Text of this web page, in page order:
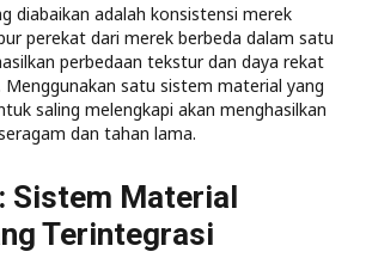
diabaikan adalah konsistensi merek
perekat dari merek berbeda dalam satu
perbedaan tekstur dan daya rekat
satu sistem material yang
saling melengkapi akan menghasilkan
dan tahan lama.
Sistem Material
Terintegrasi